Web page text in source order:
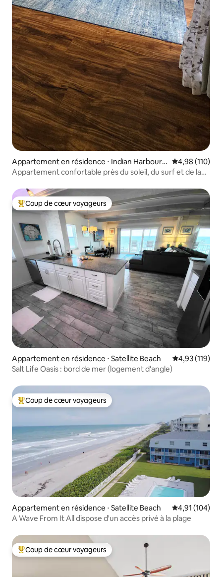
Appartement en résidence ⋅ Indian Harbour B
each
Évaluation
4,98 (110)
Appartement confortable près du soleil, du surf et de la
Coups de cœur voyageurs les plus appréciés
Coup de cœur voyageurs
Appartement en résidence ⋅ Satellite Beach Évaluation
4,93 (119)
Salt Life Oasis : bord de mer (logement d'angle)
Coups de cœur voyageurs les plus appréciés
Coup de cœur voyageurs
Appartement en résidence ⋅ Satellite Beach Évaluation
4,91 (104)
A Wave From It All dispose d'un accès privé à la plage
Coups de cœur voyageurs les plus appréciés
Coup de cœur voyageurs